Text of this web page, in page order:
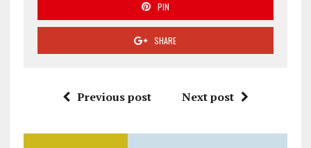
PIN
SHARE
Previous post Next post